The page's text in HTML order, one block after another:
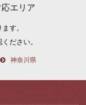
エリア
す。
ださい。
神奈川県